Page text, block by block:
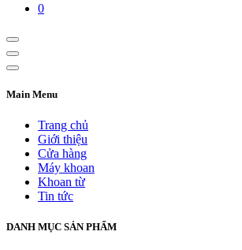
0
Main Menu
Trang chủ
Giới thiệu
Cửa hàng
Máy khoan
Khoan từ
Tin tức
DANH MỤC SẢN PHẨM